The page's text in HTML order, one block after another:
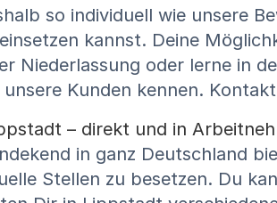
so individuell wie unsere
kannst. Deine
Niederlassung oder lerne in
Kunden kennen.
– direkt und in
in ganz Deutschland
Stellen zu besetzen. Du